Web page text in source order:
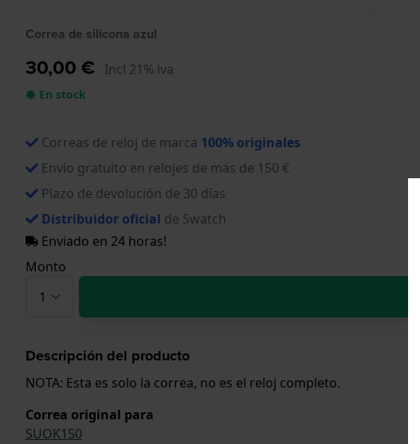
Correa de silicona azul
30,00 € Incl 21% iva
● En stock
Correas de reloj de marca 100% originales
Envío gratuito en relojes de más de 150 €
Plazo de devolución de 30 días
Distribuidor oficial de Swatch
Enviado en 24 horas!
Monto
Descripción del producto
NOTA: Esta es solo la correa, no es el reloj completo.
Correa original para
SUOK150